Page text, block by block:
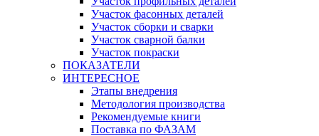
Участок фасонных деталей
Участок сборки и сварки
Участок сварной балки
Участок покраски
ПОКАЗАТЕЛИ
ИНТЕРЕСНОЕ
Этапы внедрения
Методология производства
Рекомендуемые книги
Поставка по ФАЗАМ